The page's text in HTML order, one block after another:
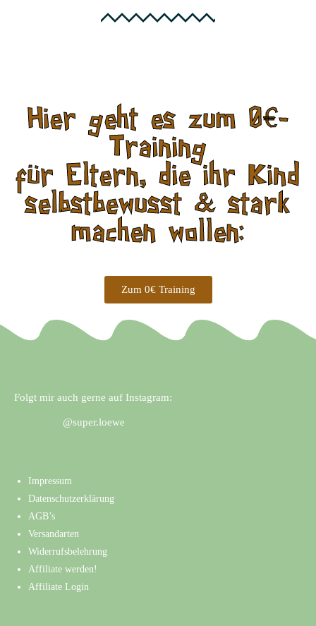
Hier geht es zum 0€-
Training
für Eltern, die ihr Kind
selbstbewusst & stark
machen wollen:
Zum 0€ Training
Folgt mir auch gerne auf Instagram:
@super.loewe
Impressum
Datenschutzerklärung
AGB’s
Versandarten
Widerrufsbelehrung
Affiliate werden!
Affiliate Login